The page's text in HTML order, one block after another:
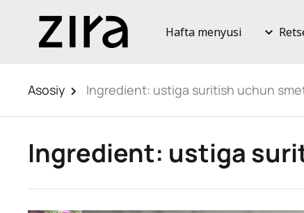
Hafta menyusi
Asosiy Ingredient: ustiga suritish uchun
Ingredient: ustiga